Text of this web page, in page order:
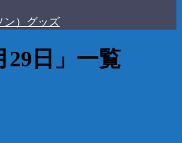
ン）グッズ
29日 」 一覧